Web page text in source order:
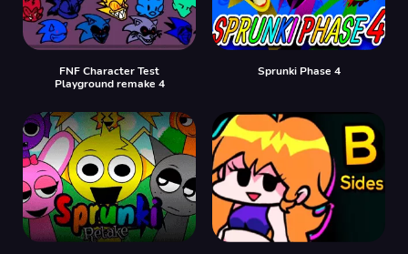
FNF Character Test
Playground remake 4
Sprunki Phase 4